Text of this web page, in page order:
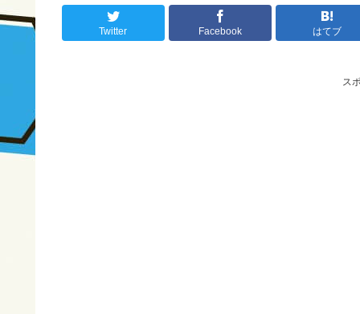
Twitter Facebook はてブ
ス